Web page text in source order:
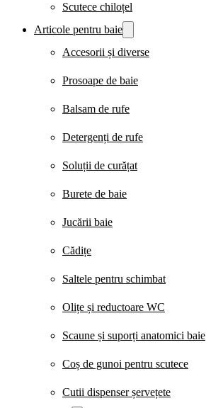
Scutece chiloțel
Articole pentru baie
Accesorii și diverse
Prosoape de baie
Balsam de rufe
Detergenți de rufe
Soluții de curățat
Burete de baie
Jucării baie
Cădițe
Saltele pentru schimbat
Olițe și reductoare WC
Scaune și suporți anatomici baie
Coș de gunoi pentru scutece
Cutii dispenser șervețete